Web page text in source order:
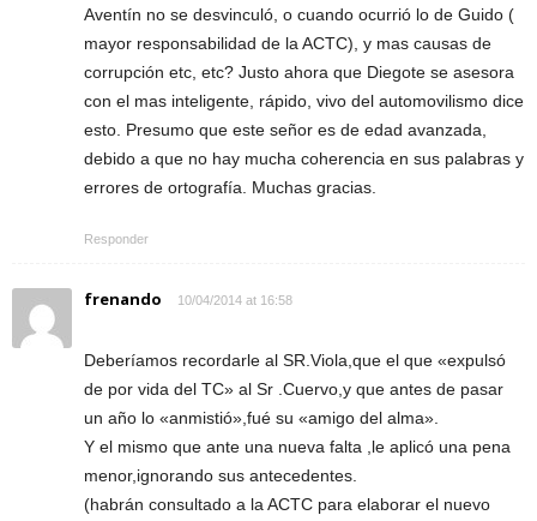
Aventín no se desvinculó, o cuando ocurrió lo de Guido (
mayor responsabilidad de la ACTC), y mas causas de
corrupción etc, etc? Justo ahora que Diegote se asesora
con el mas inteligente, rápido, vivo del automovilismo dice
esto. Presumo que este señor es de edad avanzada,
debido a que no hay mucha coherencia en sus palabras y
errores de ortografía. Muchas gracias.
Responder
frenando 10/04/2014 at 16:58
Deberíamos recordarle al SR.Viola,que el que «expulsó
de por vida del TC» al Sr .Cuervo,y que antes de pasar
un año lo «anmistió»,fué su «amigo del alma».
Y el mismo que ante una nueva falta ,le aplicó una pena
menor,ignorando sus antecedentes.
(habrán consultado a la ACTC para elaborar el nuevo